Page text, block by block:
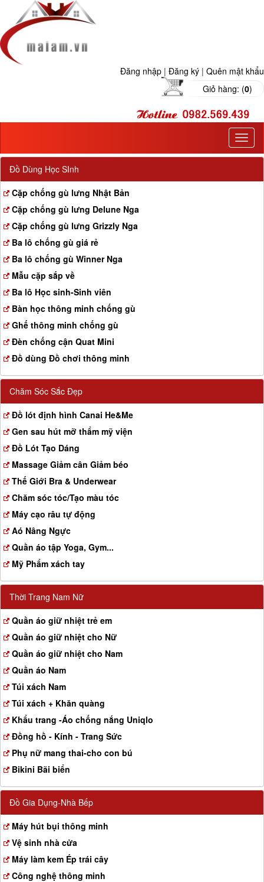
Đăng nhập | Đăng ký | Quên mật khẩu
Giỏ hàng: (0)
T
o
Đồ Dùng Học SInh
Cặp chống gù lưng Nhật Bản
Cặp chống gù lưng Delune Nga
Cặp chống gù lưng Grizzly Nga
Ba lô chống gù giá rẻ
Ba lô chống gù Winner Nga
Mẫu cặp sắp về
Ba lô Học sinh-Sinh viên
Bàn học thông minh chống gù
Ghế thông minh chống gù
Đèn chống cận Quat Mini
Đồ dùng Đồ chơi thông minh
Chăm Sóc Sắc Đẹp
Đồ lót định hình Canai He&Me
Gen sau hút mỡ thẩm mỹ viện
Đồ Lót Tạo Dáng
Massage Giảm cân Giảm béo
Thế Giới Bra & Underwear
Chăm sóc tóc/Tạo màu tóc
Máy cạo râu tự động
Aó Nâng Ngực
Quần áo tập Yoga, Gym...
Mỹ Phẩm xách tay
Thời Trang Nam Nữ
Quần áo giữ nhiệt trẻ em
Quần áo giữ nhiệt cho Nữ
Quần áo giữ nhiệt cho Nam
Quần áo Nam
Túi xách Nam
Túi xách + Khăn quàng
Khẩu trang -Áo chống nắng Uniqlo
Đồng hồ - Kính - Trang Sức
Phụ nữ mang thai-cho con bú
Bikini Bãi biển
Đồ Gia Dụng-Nhà Bếp
Máy hút bụi thông minh
Vệ sinh nhà cửa
Máy làm kem Ép trái cây
Công nghệ thông minh